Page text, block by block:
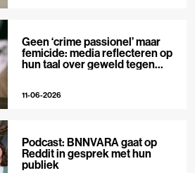
Geen ‘crime passionel’ maar
femicide: media reflecteren op
hun taal over geweld tegen
11-06-2026
Podcast: BNNVARA gaat op
Reddit in gesprek met hun
publiek